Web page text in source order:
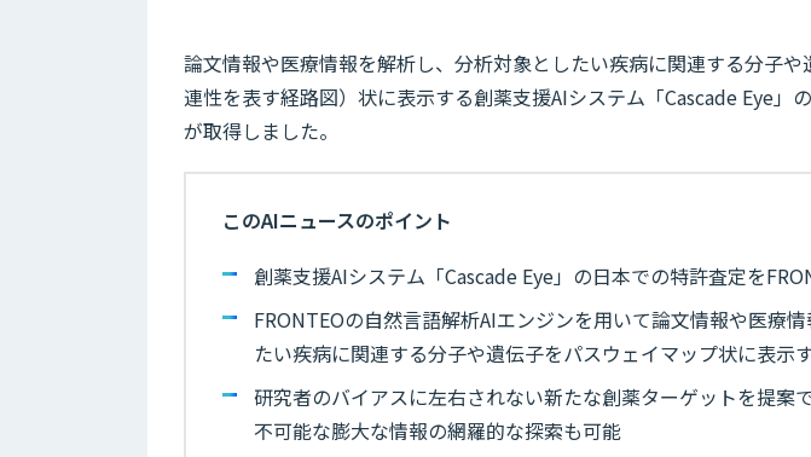
論文情報や医療情報を解析し、分析対象としたい疾病に関連する分子
連性を表す経路図）状に表示する創薬支援AIシステム「Cascade Eye」
が取得しました。
このAIニュースのポイント
創薬支援AIシステム「Cascade Eye」の日本での特許査定を
FRONTEOの自然言語解析AIエンジンを用いて論文情報や医療
たい疾病に関連する分子や遺伝子をパスウェイマップ状に表示
研究者のバイアスに左右されない新たな創薬ターゲットを提案
不可能な膨大な情報の網羅的な探索も可能